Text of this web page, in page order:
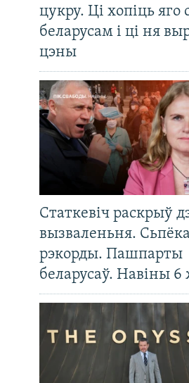
цукру. Ці хопіць яго
беларусам і ці ня
цэны
Статкевіч раскрыў
вызваленьня. Сьпёка
рэкорды. Пашпарты
беларусаў. Навіны 6